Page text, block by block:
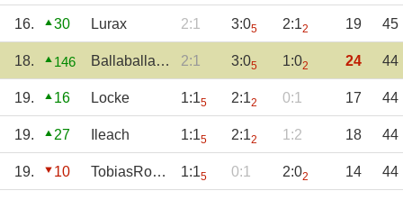
16. 30 Lurax 2:1 3:05 2:12 19 45
18. 146 Ballaballalala 2:1 3:05 1:02 24 44
19. 16 Locke 1:15 2:12 0:1 17 44
19. 27 Ileach 1:15 2:12 1:2 18 44
19. 10 TobiasRosenbau 1:15 0:1 2:02 14 44